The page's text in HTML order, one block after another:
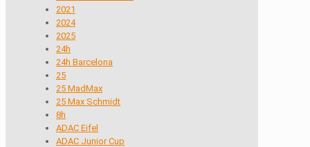
2021
2024
2025
24h
24h Barcelona
25
25 MadMax
25 Max Schmidt
8h
ADAC Eifel
ADAC Junior Cup